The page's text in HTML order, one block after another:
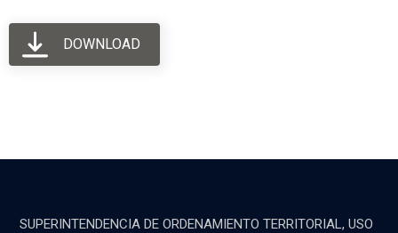
DOWNLOAD
SUPERINTENDENCIA DE ORDENAMIENTO TERRITORIAL, USO